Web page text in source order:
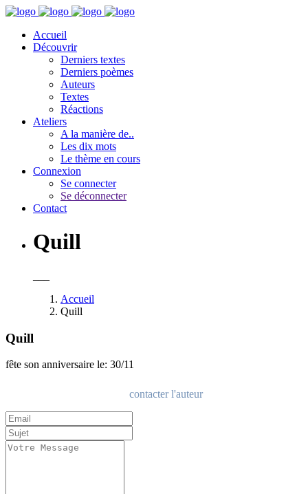
Accueil
Découvrir
Derniers textes
Derniers poèmes
Auteurs
Textes
Réactions
Ateliers
A la manière de..
Les dix mots
Le thème en cours
Connexion
Se connecter
Se déconnecter
Contact
Quill
Accueil
Quill
Quill
fête son anniversaire le: 30/11
contacter l'auteur